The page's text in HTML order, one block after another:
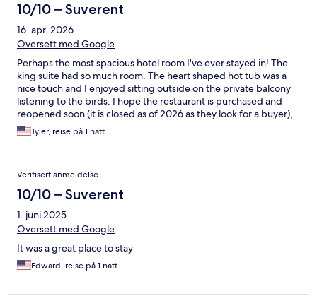
10/10 – Suverent
16. apr. 2026
Oversett med Google
Perhaps the most spacious hotel room I've ever stayed in! The
king suite had so much room. The heart shaped hot tub was a
nice touch and I enjoyed sitting outside on the private balcony
listening to the birds. I hope the restaurant is purchased and
reopened soon (it is closed as of 2026 as they look for a buyer),
as that would have made my stay that much better.
Tyler, reise på 1 natt
Verifisert anmeldelse
10/10 – Suverent
1. juni 2025
Oversett med Google
It was a great place to stay
Edward, reise på 1 natt